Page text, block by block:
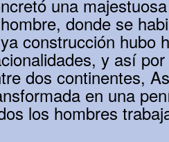
una
donde se
construcción hubo
y así
dos continentes,
en una
los hombres